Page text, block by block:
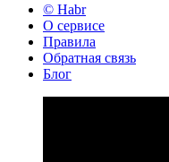
© Habr
О сервисе
Правила
Обратная связь
Блог